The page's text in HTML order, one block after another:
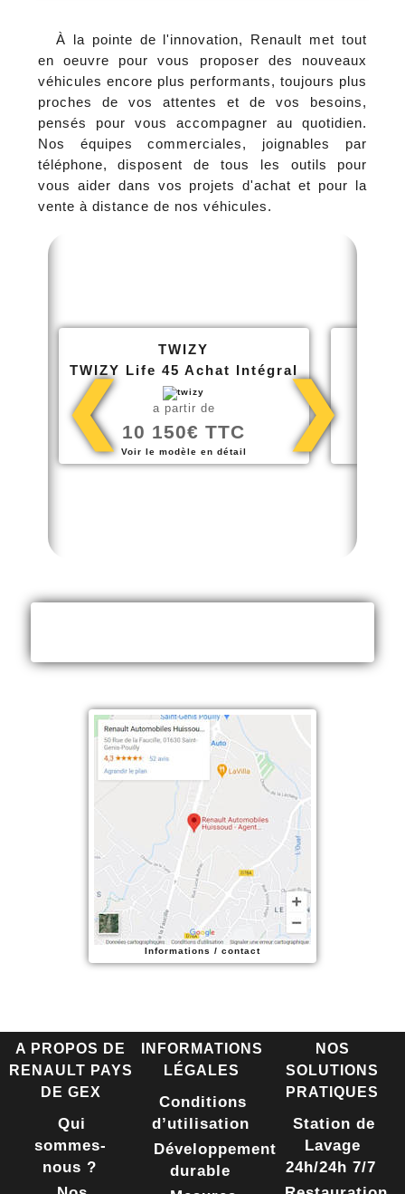
À la pointe de l'innovation, Renault met tout
en oeuvre pour vous proposer des nouveaux
véhicules encore plus performants, toujours plus
proches de vos attentes et de vos besoins,
pensés pour vous accompagner au quotidien.
Nos équipes commerciales, joignables par
téléphone, disposent de tous les outils pour
vous aider dans vos projets d'achat et pour la
vente à distance de nos véhicules.
❮ ❯
TWIZY
TWIZY Life 45 Achat Intégral
a partir de
10 150€ TTC
Voir le modèle en détail
Informations / contact
A PROPOS DE
RENAULT PAYS
DE GEX
Qui
sommes-
nous ?
INFORMATIONS
LÉGALES
Conditions
d’utilisation
Développement
durable
NOS
SOLUTIONS
PRATIQUES
Station de
Lavage
24h/24h 7/7